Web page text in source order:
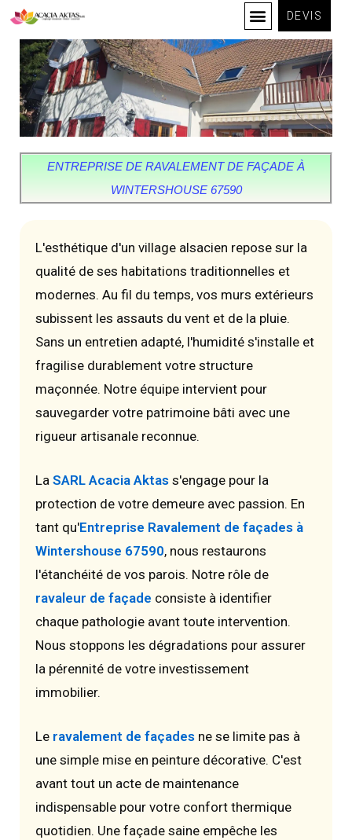
DEVIS
ENTREPRISE DE RAVALEMENT DE FAÇADE À
WINTERSHOUSE 67590
L'esthétique d'un village alsacien repose sur la
qualité de ses habitations traditionnelles et
modernes. Au fil du temps, vos murs extérieurs
subissent les assauts du vent et de la pluie.
Sans un entretien adapté, l'humidité s'installe et
fragilise durablement votre structure
maçonnée. Notre équipe intervient pour
sauvegarder votre patrimoine bâti avec une
rigueur artisanale reconnue.
La SARL Acacia Aktas s'engage pour la
protection de votre demeure avec passion. En
tant qu'Entreprise Ravalement de façades à
Wintershouse 67590, nous restaurons
l'étanchéité de vos parois. Notre rôle de
ravaleur de façade consiste à identifier
chaque pathologie avant toute intervention.
Nous stoppons les dégradations pour assurer
la pérennité de votre investissement
immobilier.
Le ravalement de façades ne se limite pas à
une simple mise en peinture décorative. C'est
avant tout un acte de maintenance
indispensable pour votre confort thermique
quotidien. Une façade saine empêche les